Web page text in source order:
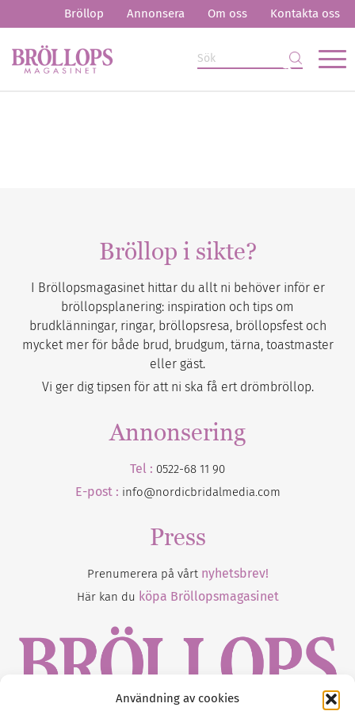
Användning av cookies
Bröllop Annonsera Om oss Kontakta oss
Bröllop i sikte?
I Bröllopsmagasinet hittar du allt ni behöver inför er
bröllopsplanering: inspiration och tips om
brudklänningar, ringar, bröllopsresa, bröllopsfest och
mycket mer för både brud, brudgum, tärna, toastmaster
eller gäst.
Vi ger dig tipsen för att ni ska få ert drömbröllop.
Annonsering
Tel : 0522-68 11 90
E-post : info@nordicbridalmedia.com
Press
Prenumerera på vårt nyhetsbrev!
Här kan du köpa Bröllopsmagasinet